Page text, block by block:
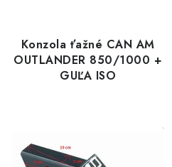
Konzola ťažné CAN AM
OUTLANDER 850/1000 +
GUĽA ISO